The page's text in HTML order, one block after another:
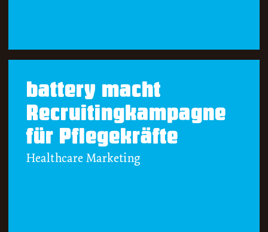
battery macht
Recruitingkampagne
für Pflegekräfte
Healthcare Marketing